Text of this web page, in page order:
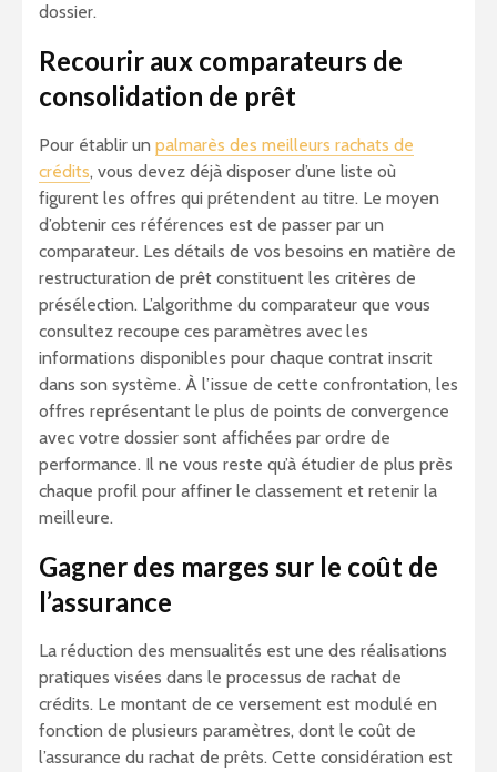
dossier.
Recourir aux comparateurs de
consolidation de prêt
Pour établir un palmarès des meilleurs rachats de
crédits, vous devez déjà disposer d’une liste où
figurent les offres qui prétendent au titre. Le moyen
d’obtenir ces références est de passer par un
comparateur. Les détails de vos besoins en matière de
restructuration de prêt constituent les critères de
présélection. L’algorithme du comparateur que vous
consultez recoupe ces paramètres avec les
informations disponibles pour chaque contrat inscrit
dans son système. À l’issue de cette confrontation, les
offres représentant le plus de points de convergence
avec votre dossier sont affichées par ordre de
performance. Il ne vous reste qu’à étudier de plus près
chaque profil pour affiner le classement et retenir la
meilleure.
Gagner des marges sur le coût de
l’assurance
La réduction des mensualités est une des réalisations
pratiques visées dans le processus de rachat de
crédits. Le montant de ce versement est modulé en
fonction de plusieurs paramètres, dont le coût de
l’assurance du rachat de prêts. Cette considération est